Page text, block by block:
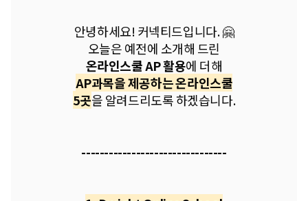
안녕하세요! 커넥티드입니다. 🤗
오늘은 예전에 소개해 드린
온라인스쿨 AP 활용에 더해
AP과목을 제공하는 온라인스쿨
5곳을 알려드리도록 하겠습니다.
--------------------------------